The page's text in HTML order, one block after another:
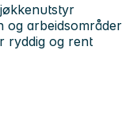
og arbeidsområder
ryddig og rent